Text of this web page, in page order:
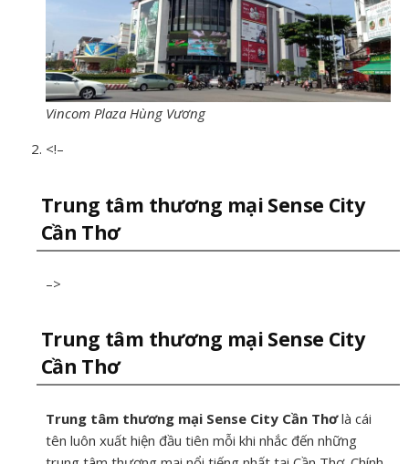
Vincom Plaza Hùng Vương
<!–
Trung tâm thương mại Sense City
Cần Thơ
–>
Trung tâm thương mại Sense City
Cần Thơ
Trung tâm thương mại Sense City Cần Thơlà cái
tên luôn xuất hiện đầu tiên mỗi khi nhắc đến những